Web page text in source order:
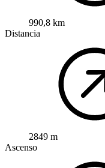
990,8 km
Distancia
2849 m
Ascenso